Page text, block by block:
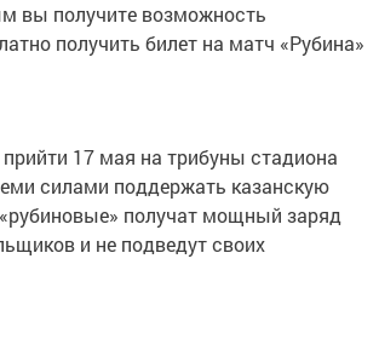
вы получите возможность
получить билет на матч «Рубина»
17 мая на трибуны стадиона
силами поддержать казанскую
получат мощный заряд
и не подведут своих